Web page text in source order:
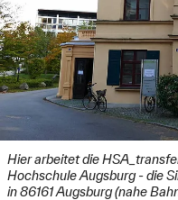
Hier arbeitet die
Hochschule Augsburg - die
in 86161 Augsburg (nahe